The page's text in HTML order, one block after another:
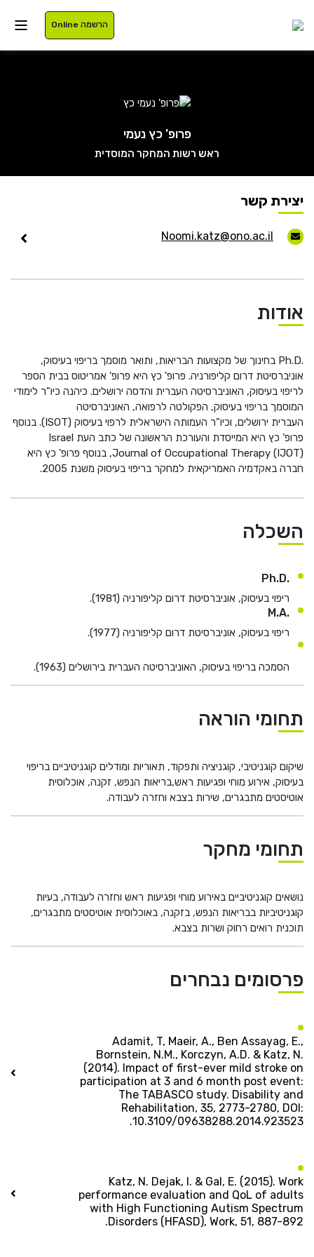
סגל
רישום
He
English
عربيه בואו נדבר
הרשמה Online
פרופ' כץ נעמי
ראש רשות המחקר המוסדית
יצירת קשר
Noomi.katz@ono.ac.il
אודות
Ph.D. בחינוך של מקצועות הבריאות, ותואר מוסמך בריפוי בעיסוק,
אוניברסיטת דרום קליפורניה. פרופ' כץ היא פרופ' אמריטוס בבית הספר
לריפוי בעיסוק, האוניברסיטה העברית והדסה ירושלים. כיהנה כיו"ר לימודי
המוסמך בריפוי בעיסוק, הפקולטה לרפואה, האוניברסיטה
העברית ירושלים, וכיו"ר העמותה הישראלית לרפוי בעיסוק (ISOT). בנוסף
פרופ' כץ היא המייסדת והעורכת הראשונה של כתב העת Israel
Journal of Occupational Therapy (IJOT), בנוסף פרופ' כץ היא
חברה באקדמיה האמריקאית למחקר בריפוי בעיסוק משנת 2005.
השכלה
.Ph.D
ריפוי בעיסוק, אוניברסיטת דרום קליפורניה (1981).
.M.A
ריפוי בעיסוק, אוניברסיטת דרום קליפורניה (1977).
הסמכה בריפוי בעיסוק, האוניברסיטה העברית בירושלים (1963).
תחומי הוראה
שיקום קוגניטיבי, קוגניציה ותפקוד, תאוריות ומודלים קוגניטיביים בריפוי
בעיסוק, אירוע מוחי ופגיעות ראש,בריאות הנפש, זקנה, אוכלוסית
אוטיסטים מתבגרים, שירות בצבא וחזרה לעבודה.
תחומי מחקר
נושאים קוגניטיביים באירוע מוחי ופגיעות ראש וחזרה לעבודה, בעיות
קוגניטיביות בבריאות הנפש, בזקנה, באוכלוסית אוטיסטים מתבגרים,
תוכנית רואים רחוק ושרות בצבא.
פרסומים נבחרים
Adamit, T, Maeir, A., Ben Assayag, E.,
Bornstein, N.M., Korczyn, A.D. & Katz, N.
(2014). Impact of first-ever mild stroke on
participation at 3 and 6 month post event:
The TABASCO study. Disability and
Rehabilitation, 35, 2773-2780, DOI:
10.3109/09638288.2014.923523.
Katz, N. Dejak, I. & Gal, E. (2015). Work
performance evaluation and QoL of adults
with High Functioning Autism Spectrum
Disorders (HFASD), Work, 51, 887-892.